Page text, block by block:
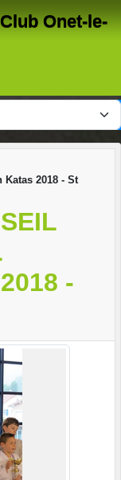
Onet-le-
2018 - St
-